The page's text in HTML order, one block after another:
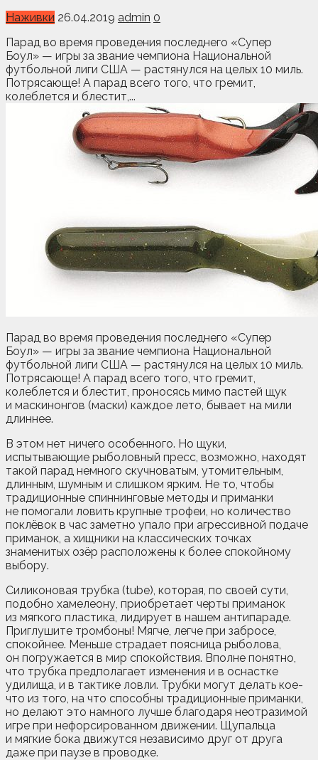
Наживки 26.04.2019 admin 0
Парад во время проведения последнего «Супер
Боул» — игры за звание чемпиона Национальной
футбольной лиги США — растянулся на целых 10 миль.
Потрясающе! А парад всего того, что гремит,
колеблется и блестит,...
Парад во время проведения последнего «Супер
Боул» — игры за звание чемпиона Национальной
футбольной лиги США — растянулся на целых 10 миль.
Потрясающе! А парад всего того, что гремит,
колеблется и блестит, проносясь мимо пастей щук
и маскинонгов (маски) каждое лето, бывает на мили
длиннее.
В этом нет ничего особенного. Но щуки,
испытывающие рыболовный пресс, возможно, находят
такой парад немного скучноватым, утомительным,
длинным, шумным и слишком ярким. Не то, чтобы
традиционные спиннинговые методы и приманки
не помогали ловить крупные трофеи, но количество
поклёвок в час заметно упало при агрессивной подаче
приманок, а хищники на классических точках
знаменитых озёр расположены к более спокойному
выбору.
Силиконовая трубка (tube), которая, по своей сути,
подобно хамелеону, приобретает черты приманок
из мягкого пластика, лидирует в нашем антипараде.
Приглушите тромбоны! Мягче, легче при забросе,
спокойнее. Меньше страдает поясница рыболова,
он погружается в мир спокойствия. Вполне понятно,
что трубка предполагает изменения и в оснастке
удилища, и в тактике ловли. Трубки могут делать кое-
что из того, на что способны традиционные приманки,
но делают это намного лучше благодаря неотразимой
игре при нефорсированном движении. Щупальца
и мягкие бока движутся независимо друг от друга
даже при паузе в проводке.